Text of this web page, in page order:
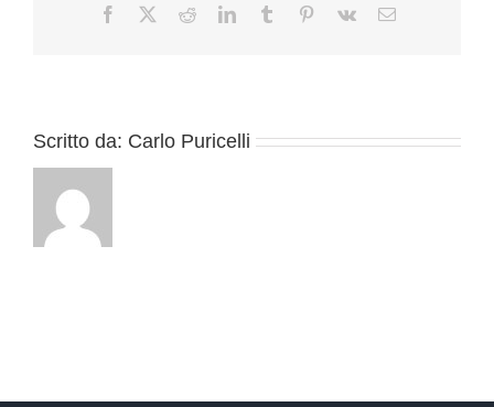
Facebook RedditLinkedInTumblr Pinterest
Vk Email
Scritto da: Carlo Puricelli